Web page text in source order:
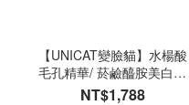
【UNICAT變臉貓】水楊酸
毛孔精華/ 菸鹼醯胺美白精
華 / 積雪草保濕修護精華
NT$1,788